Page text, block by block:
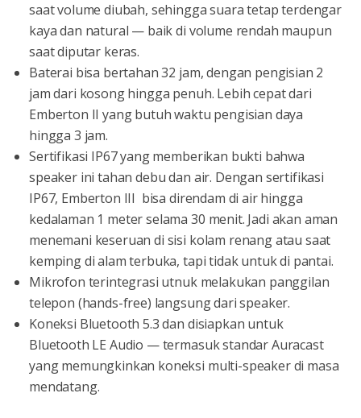
saat volume diubah, sehingga suara tetap terdengar
kaya dan natural — baik di volume rendah maupun
saat diputar keras.
Baterai bisa bertahan 32 jam, dengan pengisian 2
jam dari kosong hingga penuh. Lebih cepat dari
Emberton II yang butuh waktu pengisian daya
hingga 3 jam.
Sertifikasi IP67 yang memberikan bukti bahwa
speaker ini tahan debu dan air. Dengan sertifikasi
IP67, Emberton III bisa direndam di air hingga
kedalaman 1 meter selama 30 menit. Jadi akan aman
menemani keseruan di sisi kolam renang atau saat
kemping di alam terbuka, tapi tidak untuk di pantai.
Mikrofon terintegrasi utnuk melakukan panggilan
telepon (hands-free) langsung dari speaker.
Koneksi Bluetooth 5.3 dan disiapkan untuk
Bluetooth LE Audio — termasuk standar Auracast
yang memungkinkan koneksi multi-speaker di masa
mendatang.